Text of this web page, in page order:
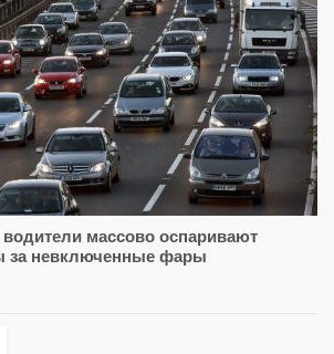
массово оспаривают
за невключенные фары